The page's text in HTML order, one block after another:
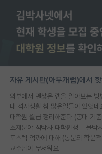
자유 게시판(아무개랩)에서
외부에서 괜찮은 랩을 알아보는 방
내 석사생활 참 많은일들이 있엇네
대학원 월급 정리해준다 (공대 기
소재분야 석박사 대학원생 + 물박
교수님이 무서워요